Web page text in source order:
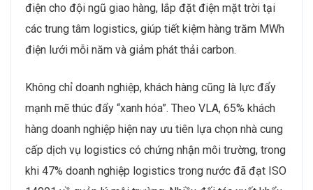
điện cho đội ngũ giao hàng, lắp đặt điện mặt trời tại
các trung tâm logistics, giúp tiết kiệm hàng trăm MWh
điện lưới mỗi năm và giảm phát thải carbon.
Không chỉ doanh nghiệp, khách hàng cũng là lực đẩy
mạnh mẽ thúc đẩy “xanh hóa”. Theo VLA, 65% khách
hàng doanh nghiệp hiện nay ưu tiên lựa chọn nhà cung
cấp dịch vụ logistics có chứng nhận môi trường, trong
khi 47% doanh nghiệp logistics trong nước đã đạt ISO